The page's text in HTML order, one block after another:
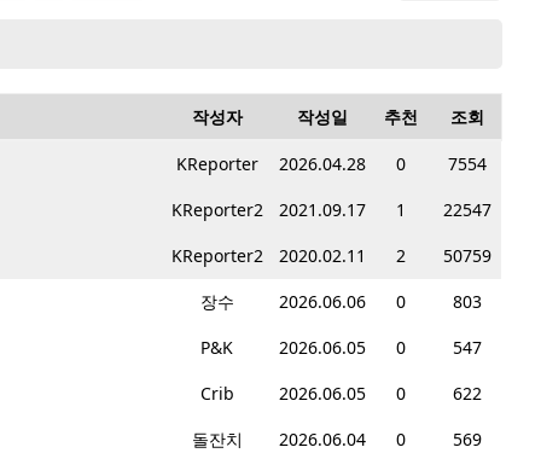
작성자 작성일 추천 조회
KReporter 2026.04.28 0
7554
KReporter2
2021.09.17 1
22547
KReporter2
2020.02.11 2
50759
장수
2026.06.06 0
803
P&K
2026.06.05 0
547
Crib
2026.06.05 0
622
돌잔치
2026.06.04 0
569